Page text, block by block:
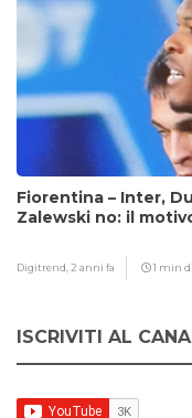
Fiorentina – Inter,
Zalewski no: il
Digitrend, 2 anni fa 1 min
ISCRIVITI AL